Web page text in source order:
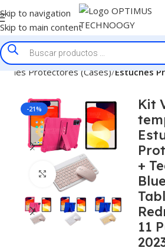
Skip to navigation
Skip to main content
Protectores (Cases) Estuches
-21%
Click to enlarge
Kit
+
11